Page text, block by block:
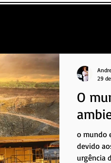
O
o mundo
devido
urgência
29